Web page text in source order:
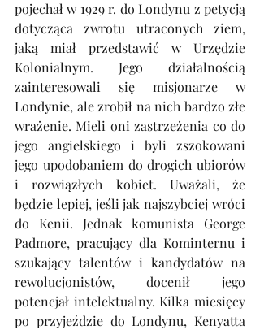
pojechał w 1929 r. do Londynu z petycją
dotycząca zwrotu utraconych ziem,
jaką miał przedstawić w Urzędzie
Kolonialnym. Jego działalnością
zainteresowali się misjonarze w
Londynie, ale zrobił na nich bardzo złe
wrażenie. Mieli oni zastrzeżenia co do
jego angielskiego i byli zszokowani
jego upodobaniem do drogich ubiorów
i rozwiązłych kobiet. Uważali, że
będzie lepiej, jeśli jak najszybciej wróci
do Kenii. Jednak komunista George
Padmore, pracujący dla Kominternu i
szukający talentów i kandydatów na
rewolucjonistów, docenił jego
potencjał intelektualny. Kilka miesięcy
po przyjeździe do Londynu, Kenyatta